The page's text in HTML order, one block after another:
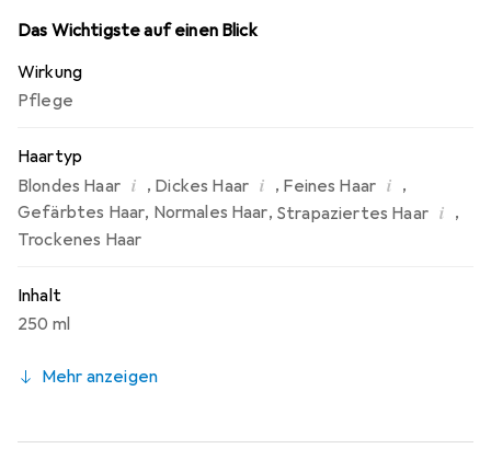
Das Wichtigste auf einen Blick
Wirkung
Pflege
Haartyp
Blondes Haar i , Dickes Haar i , Feines Haar i ,
Gefärbtes Haar, Normales Haar, Strapaziertes Haar i ,
Trockenes Haar
Inhalt
250 ml
Mehr anzeigen